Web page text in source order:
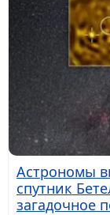
Астрономы
спутник
загадочное